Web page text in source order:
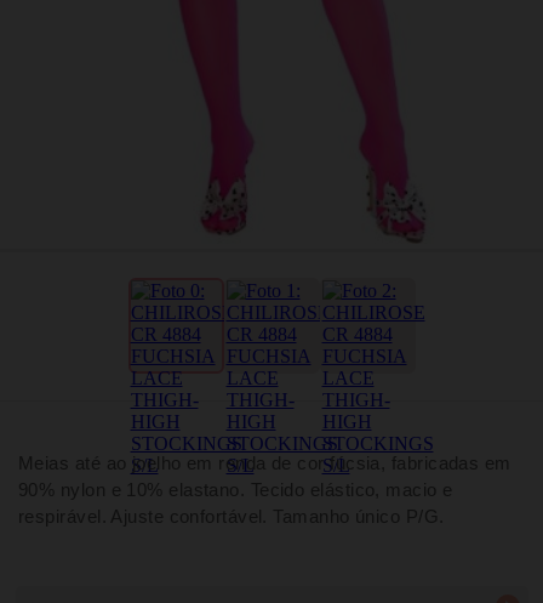
Meias até ao joelho em renda de cor fúcsia, fabricadas em
90% nylon e 10% elastano. Tecido elástico, macio e
respirável. Ajuste confortável. Tamanho único P/G.